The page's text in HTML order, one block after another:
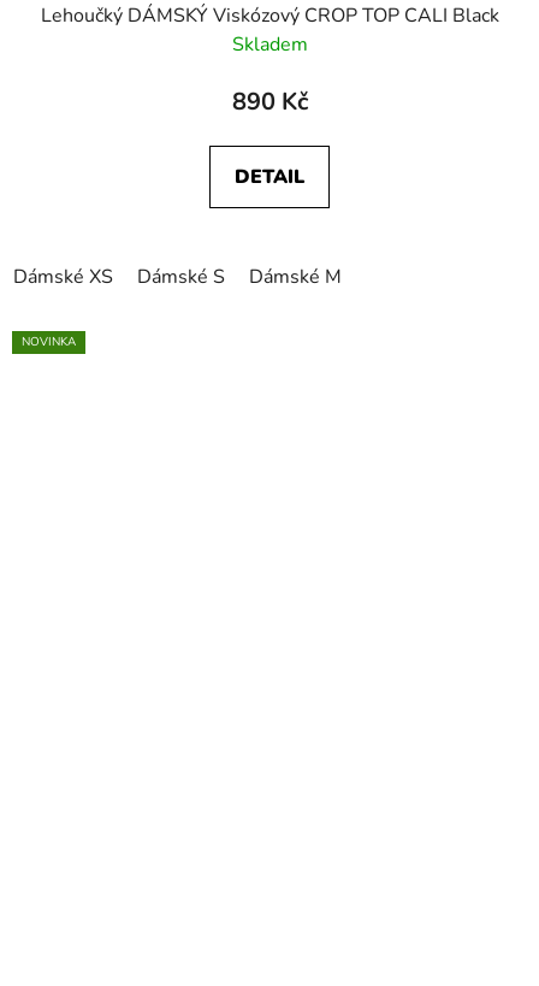
Lehoučký DÁMSKÝ Viskózový CROP TOP CALI Black
Skladem
890 Kč
DETAIL
Dámské XS Dámské S Dámské M
NOVINKA